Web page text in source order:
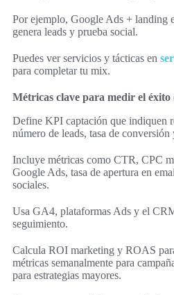
Por ejemplo, Google Ads + landing
genera leads y prueba social.
Puedes ver servicios y tácticas en
para completar tu mix.
Métricas clave para medir el éxito
Define KPI captación que indiquen
número de leads, tasa de
Incluye métricas como CTR, CPC
Google Ads, tasa de apertura en
sociales.
Usa GA4, plataformas Ads y el
seguimiento.
Calcula ROI marketing y ROAS
métricas semanalmente para
para estrategias mayores.